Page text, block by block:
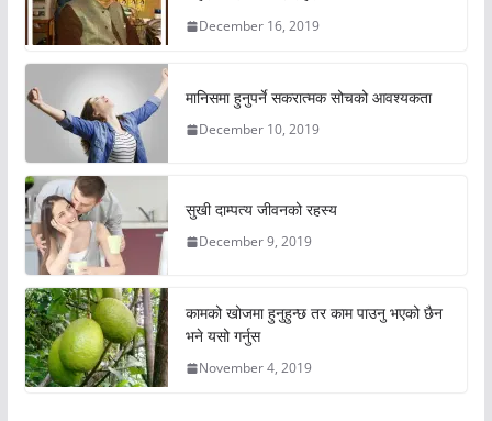
December 16, 2019
मानिसमा हुनुपर्ने सकरात्मक सोचको आवश्यकता
December 10, 2019
सुखी दाम्पत्य जीवनको रहस्य
December 9, 2019
कामको खोजमा हुनुहुन्छ तर काम पाउनु भएको छैन
भने यसो गर्नुस
November 4, 2019